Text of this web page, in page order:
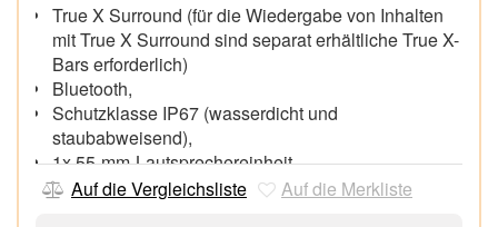
True X Surround (für die Wiedergabe von Inhalten
mit True X Surround sind separat erhältliche True X-
Bars erforderlich)
Bluetooth,
Schutzklasse IP67 (wasserdicht und
staubabweisend),
1x 55-mm-Lautsprechereinheit,
Aufladen des Akkus über USB-Anschluss vom Typ-
Auf die Vergleichsliste Auf die Merkliste